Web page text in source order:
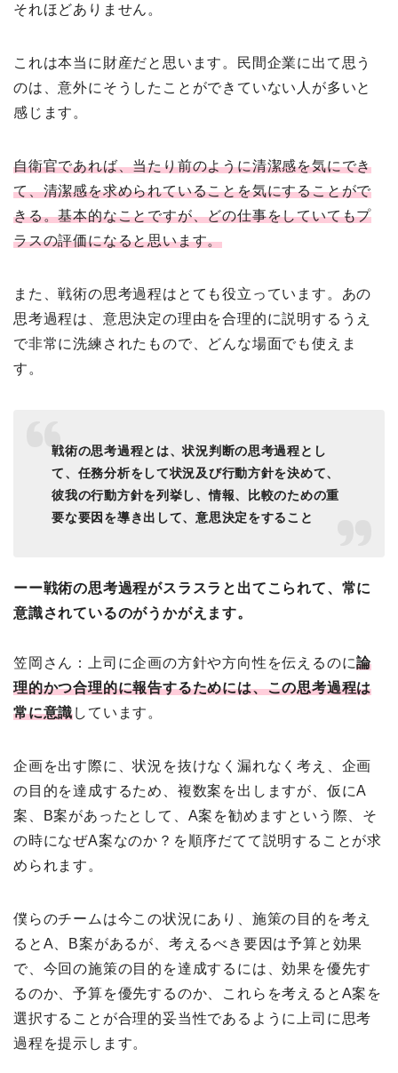
それほどありません。
これは本当に財産だと思います。民間企業に出て思う
のは、意外にそうしたことができていない人が多いと
感じます。
自衛官であれば、当たり前のように清潔感を気にでき
て、清潔感を求められていることを気にすることがで
きる。基本的なことですが、どの仕事をしていてもプ
ラスの評価になると思います。
また、戦術の思考過程はとても役立っています。あの
思考過程は、意思決定の理由を合理的に説明するうえ
で非常に洗練されたもので、どんな場面でも使えま
す。
戦術の思考過程とは、状況判断の思考過程とし
て、任務分析をして状況及び行動方針を決めて、
彼我の行動方針を列挙し、情報、比較のための重
要な要因を導き出して、意思決定をすること
ーー戦術の思考過程がスラスラと出てこられて、常に
意識されているのがうかがえます。
笠岡さん：上司に企画の方針や方向性を伝えるのに論
理的かつ合理的に報告するためには、この思考過程は
常に意識しています。
企画を出す際に、状況を抜けなく漏れなく考え、企画
の目的を達成するため、複数案を出しますが、仮にA
案、B案があったとして、A案を勧めますという際、そ
の時になぜA案なのか？を順序だてて説明することが求
められます。
僕らのチームは今この状況にあり、施策の目的を考え
るとA、B案があるが、考えるべき要因は予算と効果
で、今回の施策の目的を達成するには、効果を優先す
るのか、予算を優先するのか、これらを考えるとA案を
選択することが合理的妥当性であるように上司に思考
過程を提示します。